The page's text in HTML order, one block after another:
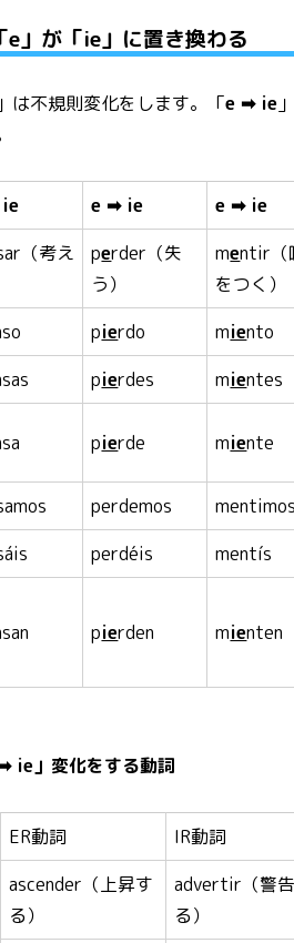
が「ie」に置き換わる
は不規則変化をします。「e ➡ ie
e ➡ ie e ➡ ie
（考え
perder（失
う）
mentir（
をつく）
pierdo miento
pierdes mientes
pierde miente
perdemos
perdéis
mentís
pierden mienten
ie」変化をする動詞
ER動詞
IR動詞
ascender（上昇す
る）
advertir（警
る）